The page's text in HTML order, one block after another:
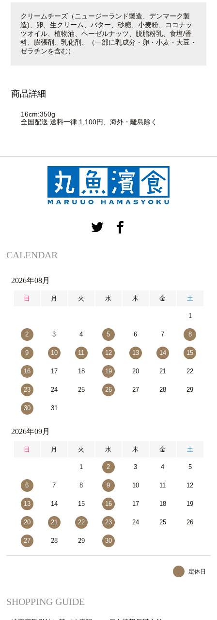
クリームチーズ（ニュージーランド製造、デンマーク製
造)、卵、生クリーム、バター、砂糖、小麦粉、ココナッ
ツオイル、植物油、ヘーゼルナッツ、脱脂粉乳、食塩/香
料、膨張剤、乳化剤、（一部に乳成分・卵・小麦・大豆・
ゼラチンを含む）
商品詳細
16cm:350g
全国配送:送料一律 1,100円、海外・離島除く
CALENDAR
2026年08月
日 月 火 水 木 金 土
1
2 3 4 5 6 7 8
9 10 11 12 13 14 15
16 17 18 19 20 21 22
23 24 25 26 27 28 29
30 31
2026年09月
日 月 火 水 木 金 土
1 2 3 4 5
6 7 8 9 10 11 12
13 14 15 16 17 18 19
20 21 22 23 24 25 26
27 28 29 30
定休日
SHOPPING GUIDE